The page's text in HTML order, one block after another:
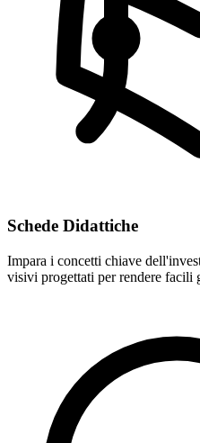
Schede Didattiche
Impara i concetti chiave
visivi progettati per rendere facili